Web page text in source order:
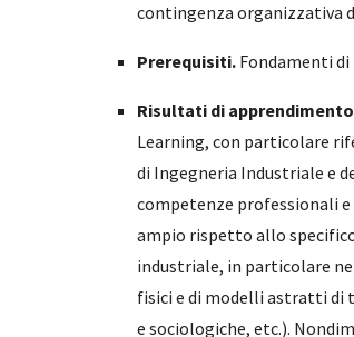
contingenza organizzativa
Prerequisiti.Fondamenti
Risultati di
Learning, con particolare
di Ingegneria Industriale e
competenze professionali
ampio rispetto allo
industriale, in particolare
fisici e di modelli astratti di
e sociologiche, etc.).